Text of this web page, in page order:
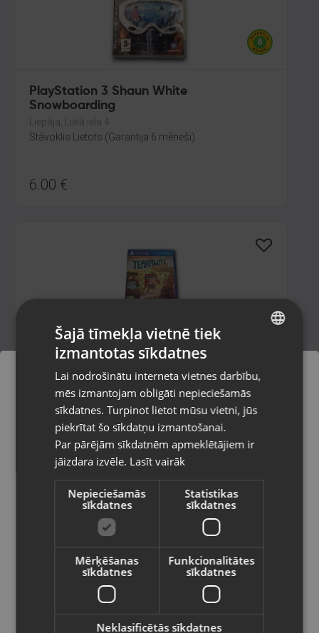
PlayStation 3 Shaun White
Snowboarding
Liepāja, Lielā iela 4
Stāvoklis Lietots (Garantija 6 mēneši)
6.00 €
Sony PlayStation 4 Tearaway Im Folded
Līvāni, Rīgas iela 85
Stāvoklis Lietots (Garantija 6 mēneši)
9.00€
Sony PlayStation 4 WATGH DOGS
Pasūtījumi tiks piegādāti uz
izvēlēto valsti
Vietnes saturs būs attēlots izvēlētajā
valodā
Valsts
Latviešu / Latvian
RUSSIAN
Šajā tīmekļa vietnē tiek
izmantotas sīkdatnes
Lai nodrošinātu interneta vietnes darbību,
mēs izmantojam obligāti nepieciešamās
sīkdatnes. Turpinot lietot mūsu vietni, jūs
piekrītat šo sīkdatņu izmantošanai.
Par pārējām sīkdatnēm apmeklētājiem ir
jāizdara izvēle. Lasīt vairāk
Nepieciešamās
sīkdatnes
Statistikas
sīkdatnes
Mērķēšanas
sīkdatnes
Funkcionalitātes
sīkdatnes
Neklasificētās sīkdatnes